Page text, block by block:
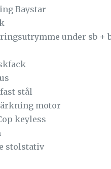
Baystar
under sb +
stål
motor
keyless
stolstativ